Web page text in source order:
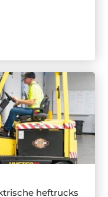
heftrucks